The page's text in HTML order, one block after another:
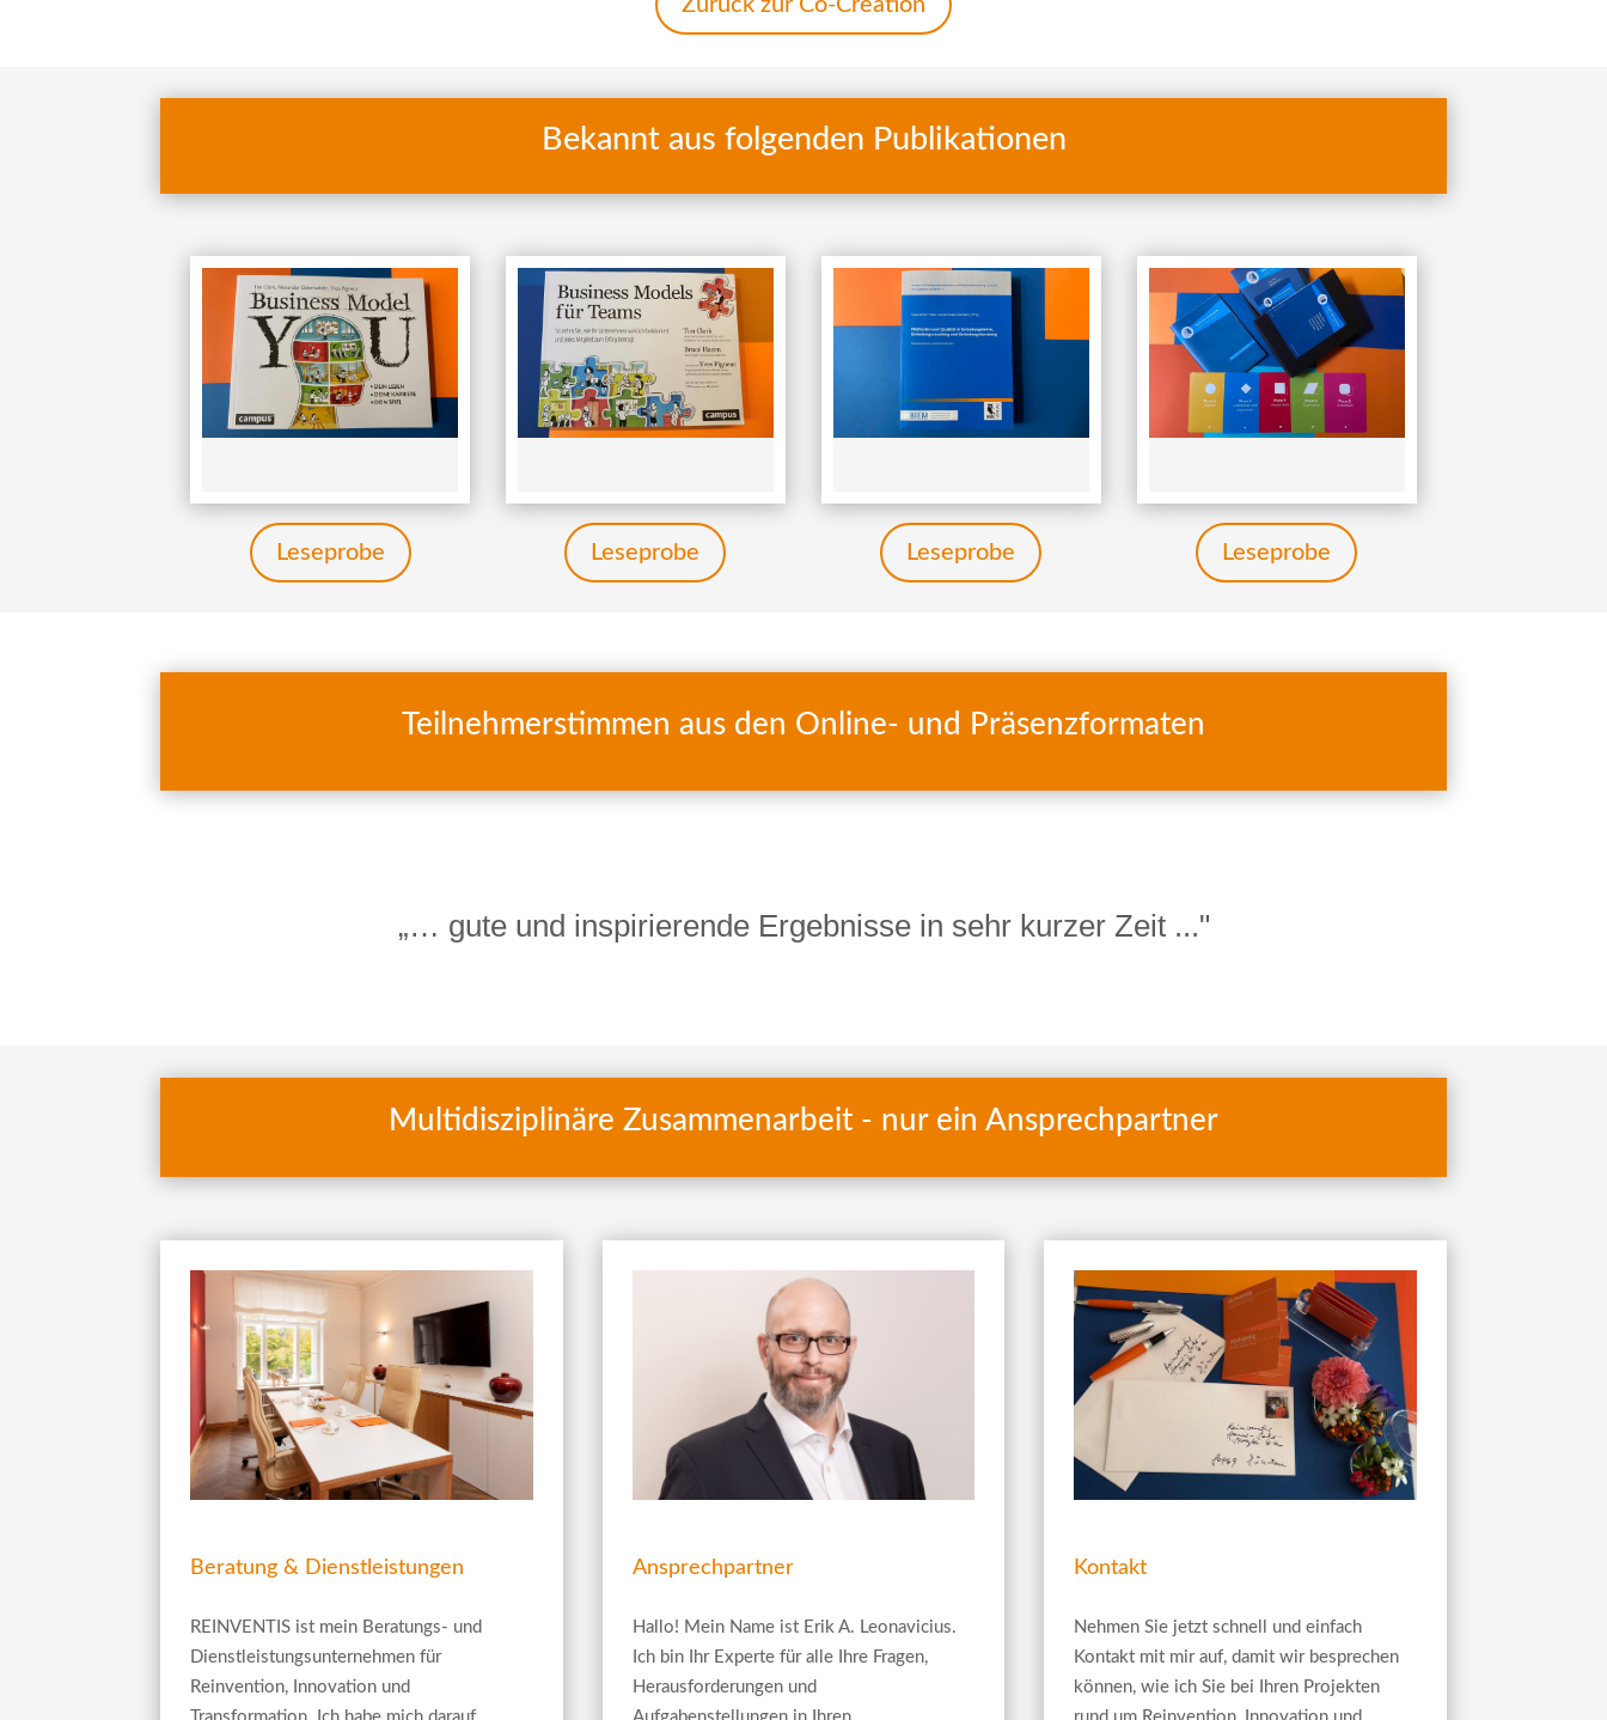
Bekannt aus folgenden Publikationen
Leseprobe Leseprobe Leseprobe Leseprobe
Teilnehmerstimmen aus den Online- und Präsenzformaten
„… gute und inspirierende Ergebnisse in sehr kurzer Zeit ..."
Multidisziplinäre Zusammenarbeit - nur ein Ansprechpartner
Beratung & Dienstleistungen
REINVENTIS ist mein Beratungs- und
Dienstleistungsunternehmen für
Reinvention, Innovation und
Ansprechpartner
Hallo! Mein Name ist Erik A. Leonavicius.
Ich bin Ihr Experte für alle Ihre Fragen,
Herausforderungen und
Kontakt
Nehmen Sie jetzt schnell und einfach
Kontakt mit mir auf, damit wir besprechen
können, wie ich Sie bei Ihren Projekten